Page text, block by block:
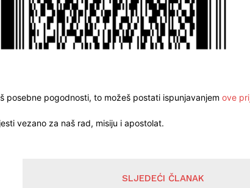
posebne pogodnosti, to možeš postati ispunjavanjem ove
vezano za naš rad, misiju i apostolat.
SLJEDEĆI ČLANAK